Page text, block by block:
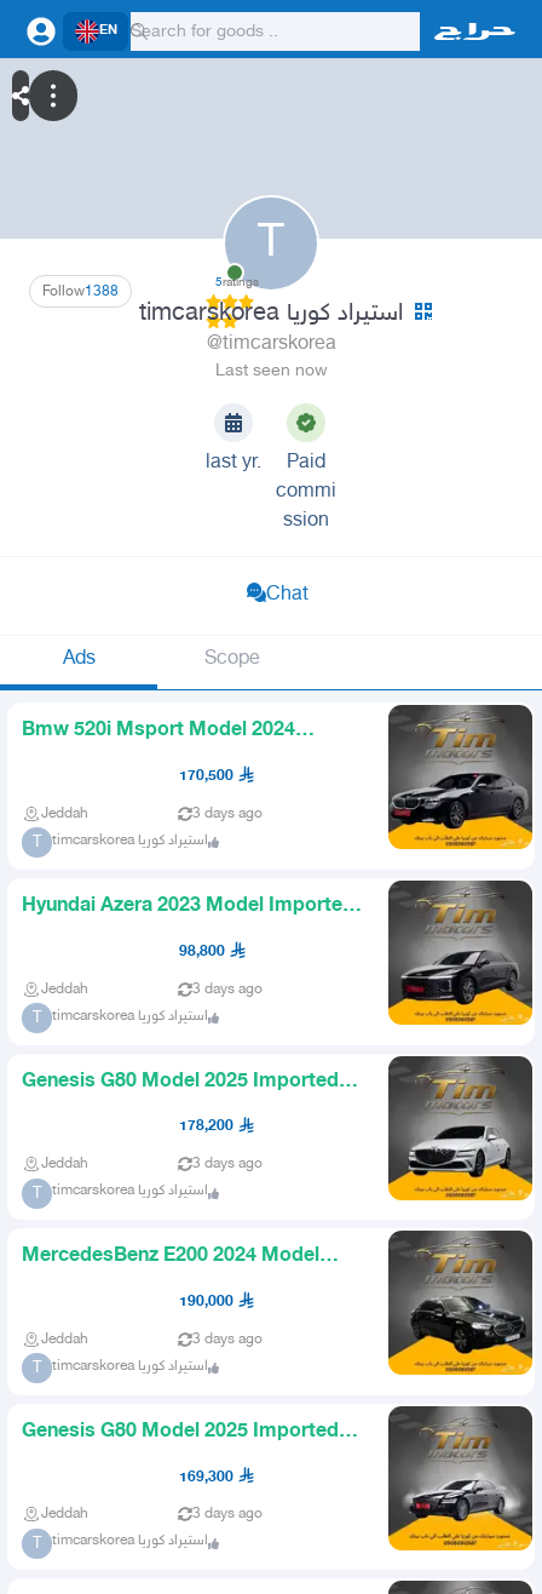
EN
T
1388
Follow 5ratings
timcarskorea استيراد كوريا
@timcarskorea
Last seen now
last yr.
Paid
commi
ssion
Chat
Ads Scope
Bmw 520i Msport Model 2024
170,500
Jeddah 3 days ago
T timcarskorea استيراد كوريا
Hyundai Azera 2023 Model Imported
98,800
Jeddah 3 days ago
T timcarskorea استيراد كوريا
Genesis G80 Model 2025 Imported
178,200
Jeddah 3 days ago
T timcarskorea استيراد كوريا
MercedesBenz E200 2024 Model
190,000
Jeddah 3 days ago
T timcarskorea استيراد كوريا
Genesis G80 Model 2025 Imported
169,300
Jeddah 3 days ago
T timcarskorea استيراد كوريا